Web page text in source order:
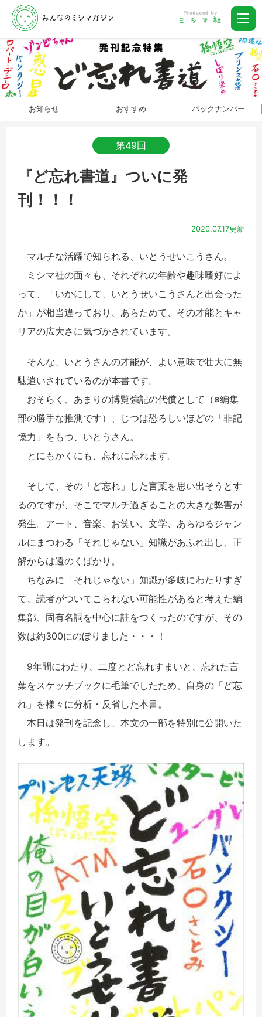
お知らせ おすすめ バックナンバー
第49回
『ど忘れ書道』ついに発
刊！！！
2020.07.17更新
マルチな活躍で知られる、いとうせいこうさん。
ミシマ社の面々も、それぞれの年齢や趣味嗜好によ
って、「いかにして、いとうせいこうさんと出会った
か」が相当違っており、あらためて、その才能とキャ
リアの広大さに気づかされています。
そんな、いとうさんの才能が、よい意味で壮大に無
駄遣いされているのが本書です。
おそらく、あまりの博覧強記の代償として（※編集
部の勝手な推測です）、じつは恐ろしいほどの「非記
憶力」をもつ、いとうさん。
とにもかくにも、忘れに忘れます。
そして、その「ど忘れ」した言葉を思い出そうとす
るのですが、そこでマルチ過ぎることの大きな弊害が
発生。アート、音楽、お笑い、文学、あらゆるジャン
ルにまつわる「それじゃない」知識があふれ出し、正
解からは遠のくばかり。
ちなみに「それじゃない」知識が多岐にわたりすぎ
て、読者がついてこられない可能性があると考えた編
集部、固有名詞を中心に註をつくったのですが、その
数は約300にのぼりました・・・！
9年間にわたり、二度とど忘れすまいと、忘れた言
葉をスケッチブックに毛筆でしたため、自身の「ど忘
れ」を様々に分析・反省した本書。
本日は発刊を記念し、本文の一部を特別に公開いた
します。